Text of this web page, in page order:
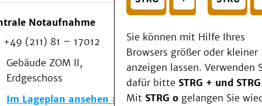
Wählen Sie ein Thema für Ihren
Notaufnahme
+49 (211) 81 – 17012
Gebäude ZOM II,
Erdgeschoss
Im Lageplan ansehen
Sie können mit Hilfe Ihres
Browsers größer oder kleiner
anzeigen lassen. Verwenden
dafür bitte STRG + und
Mit STRG o gelangen Sie
Beratung und Unterstützung
Veranstaltungen
Kommunikation im Medizinwesen (KIM)
Notfall
Forschung & Lehre
Medizinische Fakultät